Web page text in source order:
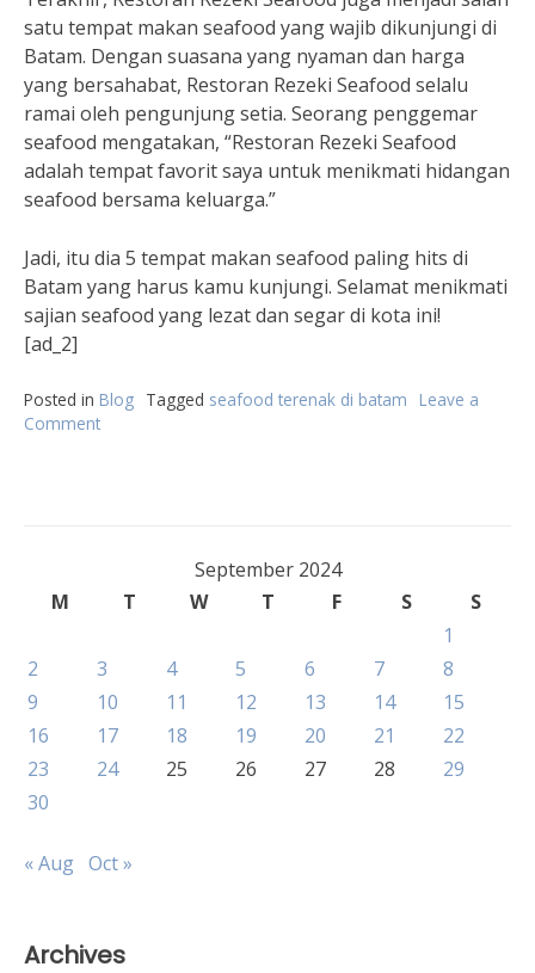
satu tempat makan seafood yang wajib dikunjungi di
Batam. Dengan suasana yang nyaman dan harga
yang bersahabat, Restoran Rezeki Seafood selalu
ramai oleh pengunjung setia. Seorang penggemar
seafood mengatakan, “Restoran Rezeki Seafood
adalah tempat favorit saya untuk menikmati hidangan
seafood bersama keluarga.”
Jadi, itu dia 5 tempat makan seafood paling hits di
Batam yang harus kamu kunjungi. Selamat menikmati
sajian seafood yang lezat dan segar di kota ini!
[ad_2]
Posted in Blog Tagged seafood terenak di batam
Leave a
Comment
Batam
Harus
Kunjungi
September 2024
M
T W T F S
S
1
2
3 4 5 6 7
8
9
10 11 12 13 14
15
16
17 18 19 20 21
22
23
24 25 26 27 28
29
30
« Aug Oct »
Archives